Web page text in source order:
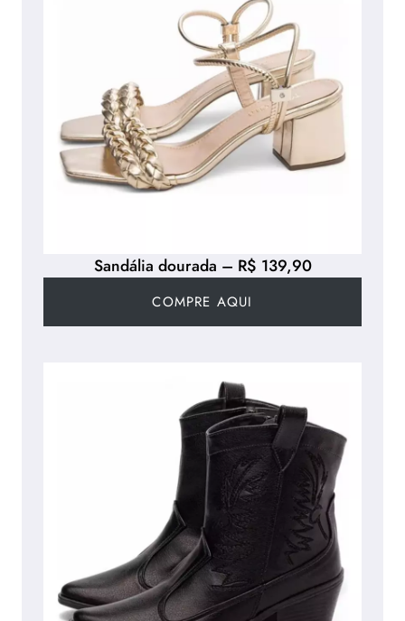
Sandália dourada – R$ 139,90
COMPRE AQUI